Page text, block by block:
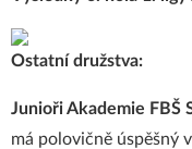
Ostatní družstva:
Junioři Akademie FBŠ
má polovičně úspěšný